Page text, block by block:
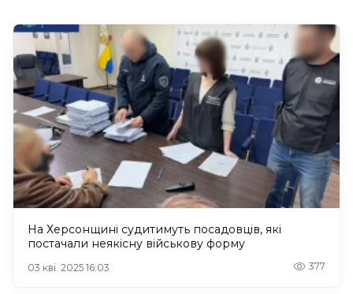
На Херсонщині судитимуть посадовців, які
постачали неякісну військову форму
03 кві. 2025 16:03 377